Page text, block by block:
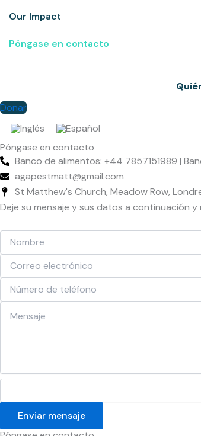
Our Impact
Póngase en contacto
Donar
Póngase en contacto
Banco de alimentos: +44 7857151989 |
agapestmatt@gmail.com
St Matthew's Church, Meadow Row,
Deje su mensaje y sus datos a continuación
Enviar mensaje